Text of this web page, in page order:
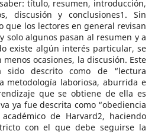
título, resumen, introducción,
discusión y conclusiones1. Sin
que los lectores en general revisan
solo algunos pasan al resumen y a
existe algún interés particular, se
ocasiones, la discusión. Este
sido descrito como de “lectura
metodología laboriosa, aburrida e
que se obtiene de ella es
ya fue descrita como “obediencia
de Harvard2, haciendo
con el que debe seguirse la